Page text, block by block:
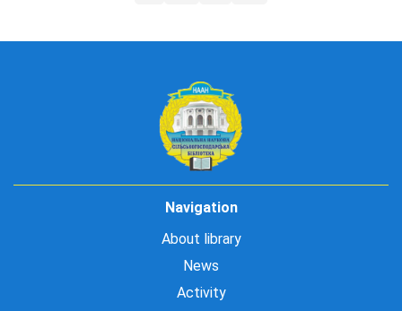
Navigation
About library
News
Activity